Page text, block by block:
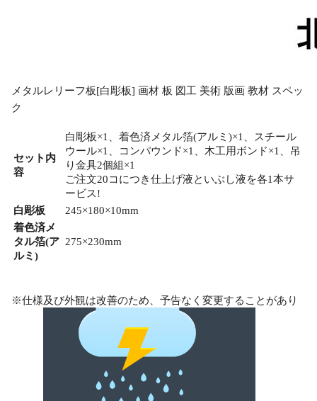
メタルレリーフ板[白彫板] 画材 板 図工 美術 版画 教材 スペッ
ク
セット内
容
白彫板×1、着色済メタル箔(アルミ)×1、スチール
ウール×1、コンパウンド×1、木工用ボンド×1、吊
り金具2個組×1
ご注文20コにつき仕上げ液といぶし液を各1本サ
ービス!
白彫板
245×180×10mm
着色済メ
タル箔(ア
ルミ)
275×230mm
※仕様及び外観は改善のため、予告なく変更することがあり